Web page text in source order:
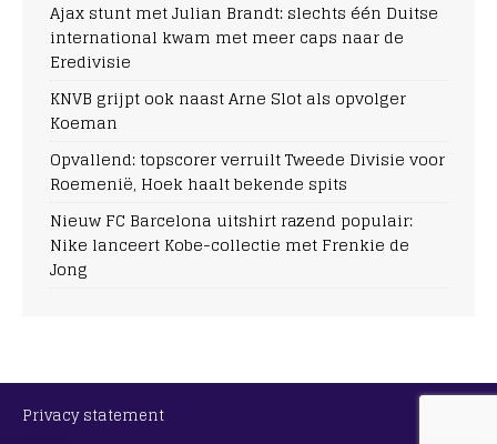
Ajax stunt met Julian Brandt: slechts één Duitse
international kwam met meer caps naar de
Eredivisie
KNVB grijpt ook naast Arne Slot als opvolger
Koeman
Opvallend: topscorer verruilt Tweede Divisie voor
Roemenië, Hoek haalt bekende spits
Nieuw FC Barcelona uitshirt razend populair:
Nike lanceert Kobe-collectie met Frenkie de
Jong
Privacy statement